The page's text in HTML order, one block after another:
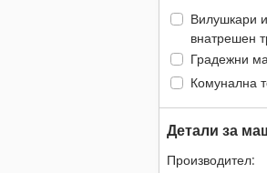
Вилушкари
внатрешен
Градежни
Комунална
Детали за
Производител: